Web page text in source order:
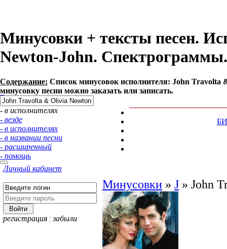
Минусовки + тексты песен.
Newton-John. Спектрограммы.
Содержание: Список минусовок исполнителя: John
минусовку песни можно заказать или записать.
- в исполнителях
- везде
- в исполнителях
- в названии песни
- расширенный
- помощь
Личный кабинет
регистрация ¦ забыли
Минусовки » J » John